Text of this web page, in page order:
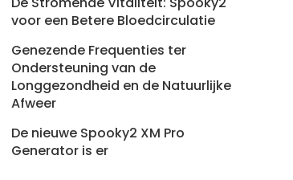
voor een Betere Bloedcirculatie
Genezende Frequenties ter
Ondersteuning van de
Longgezondheid en de Natuurlijke
Afweer
De nieuwe Spooky2 XM Pro
Generator is er